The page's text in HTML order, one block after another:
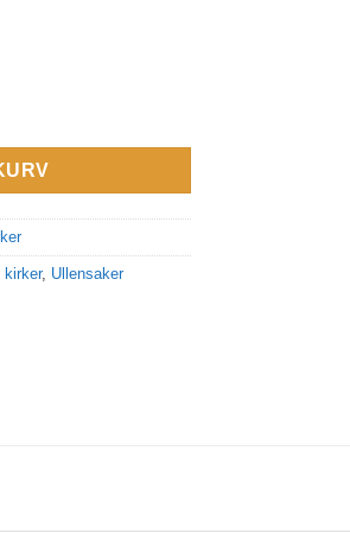
Kirke, Ullensaker kommune antall
kirker, Ullensaker